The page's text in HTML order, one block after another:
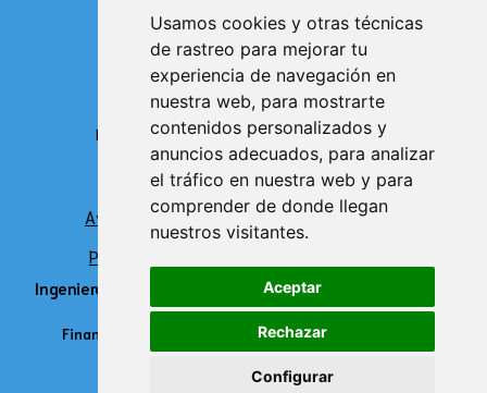
Usamos cookies y otras técnicas
de rastreo para mejorar tu
experiencia de navegación en
nuestra web, para mostrarte
contenidos personalizados y
anuncios adecuados, para analizar
el tráfico en nuestra web y para
comprender de donde llegan
nuestros visitantes.
Aceptar
Rechazar
Configurar
Delegación de Toledo
+34 925 048 387
Delegación de Madrid
+34 910 075 821
Delegación de Sevilla
+34 910 075 821
Aviso legal
Política de privacidad
Política de Cookies
Ingenieros especializados en sistemas y plantas de
tratamiento de agua
Financiado por la Unión Europea – NextGenerationEU